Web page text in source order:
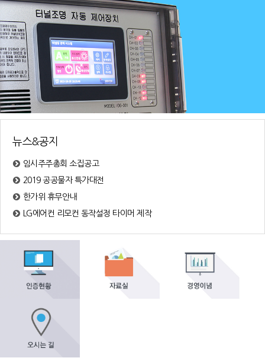
뉴스&공지
임시주주총회 소집공고
2019 공공물자 특가대전
한가위 휴무안내
LG에어컨 리모컨 동작설정 타이머 제작